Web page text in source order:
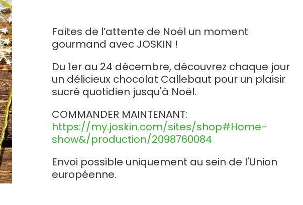
Lietuvių kalba
Yкраїнська мова
한국의
Português
Faites de l’attente de Noël un moment
gourmand avec JOSKIN !
Du 1er au 24 décembre, découvrez chaque jour
un délicieux chocolat Callebaut pour un plaisir
sucré quotidien jusqu'à Noël.
COMMANDER MAINTENANT:
https://my.joskin.com/sites/shop#Home-
show&/production/2098760084
Envoi possible uniquement au sein de l'Union
européenne.